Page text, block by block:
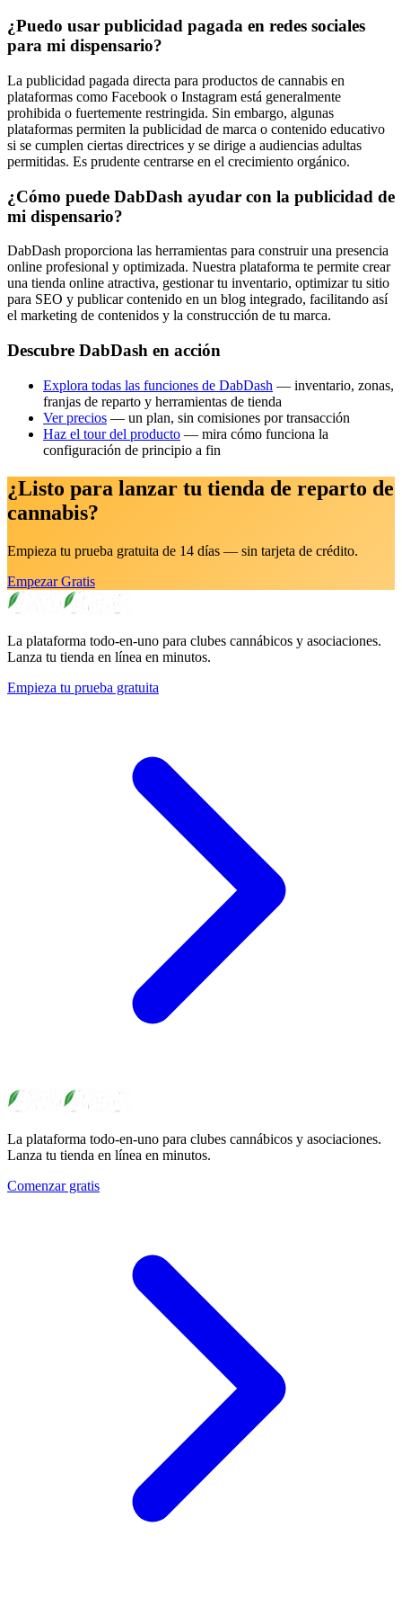
¿Puedo usar publicidad pagada en redes sociales
para mi dispensario?
La publicidad pagada directa para productos de cannabis en
plataformas como Facebook o Instagram está generalmente
prohibida o fuertemente restringida. Sin embargo, algunas
plataformas permiten la publicidad de marca o contenido educativo
si se cumplen ciertas directrices y se dirige a audiencias adultas
permitidas. Es prudente centrarse en el crecimiento orgánico.
¿Cómo puede DabDash ayudar con la publicidad de
mi dispensario?
DabDash proporciona las herramientas para construir una presencia
online profesional y optimizada. Nuestra plataforma te permite crear
una tienda online atractiva, gestionar tu inventario, optimizar tu sitio
para SEO y publicar contenido en un blog integrado, facilitando así
el marketing de contenidos y la construcción de tu marca.
Descubre DabDash en acción
Explora todas las funciones de DabDash — inventario, zonas,
franjas de reparto y herramientas de tienda
Ver precios — un plan, sin comisiones por transacción
Haz el tour del producto — mira cómo funciona la
configuración de principio a fin
¿Listo para lanzar tu tienda de reparto de
cannabis?
Empieza tu prueba gratuita de 14 días — sin tarjeta de crédito.
Empezar Gratis
La plataforma todo-en-uno para clubes cannábicos y asociaciones.
Lanza tu tienda en línea en minutos.
Empieza tu prueba gratuita
La plataforma todo-en-uno para clubes cannábicos y asociaciones.
Lanza tu tienda en línea en minutos.
Comenzar gratis